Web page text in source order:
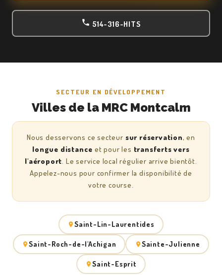
514-316-HITS
SECTEUR EN DÉVELOPPEMENT
Villes de la MRC Montcalm
Nous desservons ce secteur sur réservation, en
longue distance et pour les transferts vers
l'aéroport . Le service local régulier arrive bientôt.
Appelez-nous pour confirmer la disponibilité de
votre course.
Saint-Lin-Laurentides
Saint-Roch-de-l'Achigan Sainte-Julienne
Saint-Esprit